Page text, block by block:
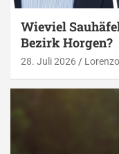
Wieviel
Bezirk Horgen?
28. Juli 2026